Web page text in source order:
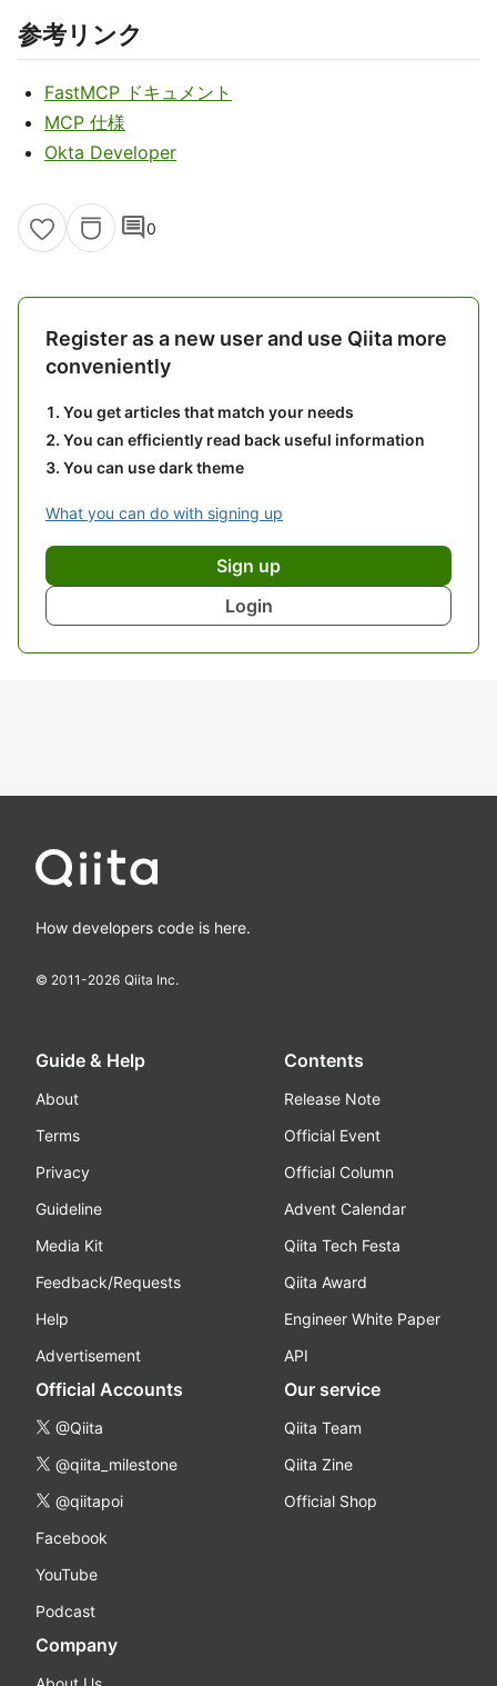
参考リンク
FastMCP ドキュメント
MCP 仕様
Okta Developer
comment0
Register as a new user and use Qiita more
conveniently
You get articles that match your needs
You can efficiently read back useful information
You can use dark theme
What you can do with signing up
Sign up
Login
How developers code is here.
© 2011-2026 Qiita Inc.
Guide & Help
About
Terms
Privacy
Guideline
Media Kit
Feedback/Requests
Help
Advertisement
Contents
Release Note
Official Event
Official Column
Advent Calendar
Qiita Tech Festa
Qiita Award
Engineer White Paper
API
Official Accounts
@Qiita
@qiita_milestone
@qiitapoi
Facebook
YouTube
Podcast
Our service
Qiita Team
Qiita Zine
Official Shop
Company